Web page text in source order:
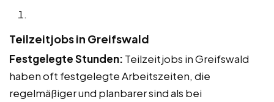
Teilzeitjobs in Greifswald
Festgelegte Stunden: Teilzeitjobs in Greifswald
haben oft festgelegte Arbeitszeiten, die
regelmäßiger und planbarer sind als bei